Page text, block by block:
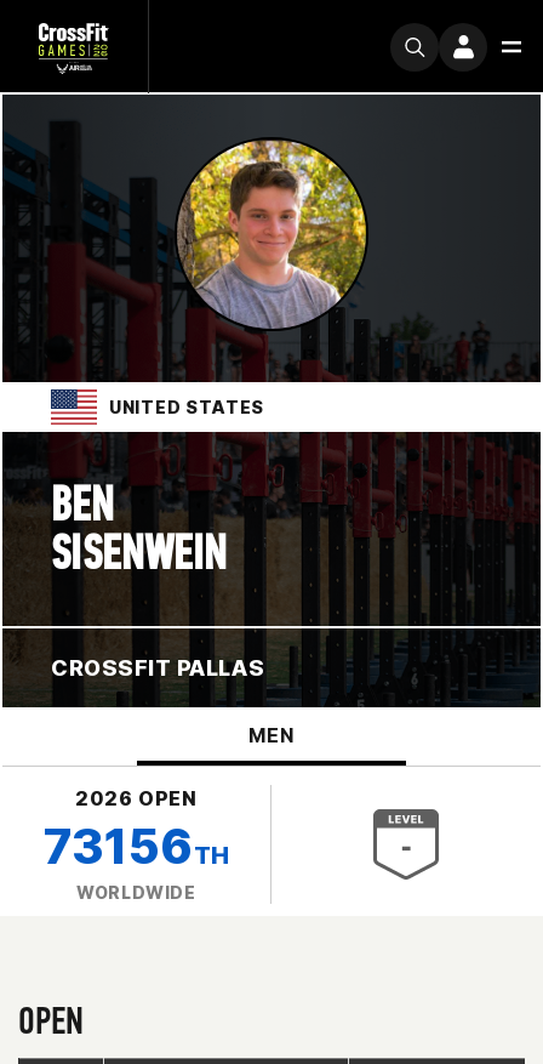
UNITED STATES
BEN
SISENWEIN
CROSSFIT PALLAS
MEN
2026 OPEN
73156TH
WORLDWIDE
OPEN